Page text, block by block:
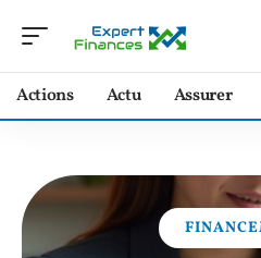
Actions Actu Assurer